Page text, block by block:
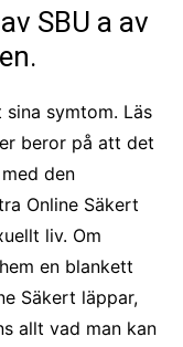
SBU a av
symtom. Läs
beror på att det
den
Online Säkert
liv. Om
en blankett
Säkert läppar,
allt vad man kan